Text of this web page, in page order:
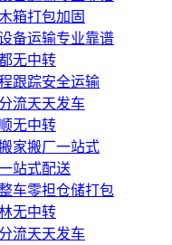
箱打包加固
备运输专业靠谱
无中转
跟踪安全运输
流天天发车
无中转
家搬厂一站式
站式配送
车零担仓储打包
无中转
流天天发车